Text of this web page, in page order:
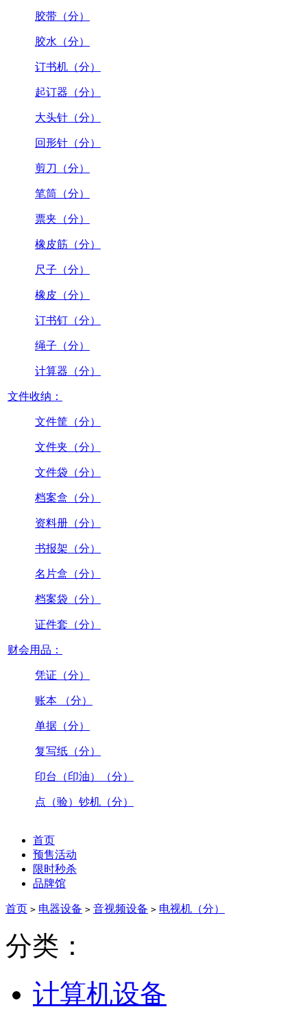
胶带（分）
胶水（分）
订书机（分）
起订器（分）
大头针（分）
回形针（分）
剪刀（分）
笔筒（分）
票夹（分）
橡皮筋（分）
尺子（分）
橡皮（分）
订书钉（分）
绳子（分）
计算器（分）
文件收纳：
文件筐（分）
文件夹（分）
文件袋（分）
档案盒（分）
资料册（分）
书报架（分）
名片盒（分）
档案袋（分）
证件套（分）
财会用品：
凭证（分）
账本 （分）
单据（分）
复写纸（分）
印台（印油）（分）
点（验）钞机（分）
首页
预售活动
限时秒杀
品牌馆
首页 > 电器设备 > 音视频设备 > 电视机（分）
分类：
计算机设备